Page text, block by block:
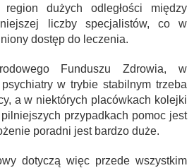
dużych odległości między
liczby specjalistów, co w
dostęp do leczenia.
Funduszu Zdrowia, w
w trybie stabilnym trzeba
a w niektórych placówkach kolejki
przypadkach pomoc jest
poradni jest bardzo duże.
dotyczą więc przede wszystkim